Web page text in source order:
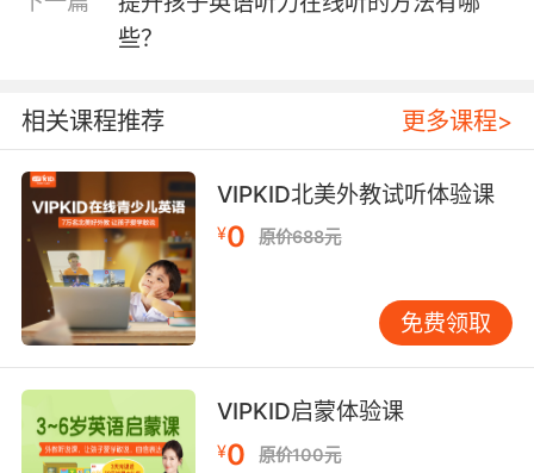
很多家长也可以给孩子选在一对一在线课程教
学，只需要一台电脑或者iPad和网络孩子就可以
和国外的教师一对一学习英语。一对一在线课程
教学不仅能给孩子提供一个良好的说英语的环
境，还能给孩子提供开口说英语的机会。线上的
教师也会通过一些简单的游戏或者简单的问候引
导孩子用英语去回答问题，让孩子觉得说英语是
一件很普通的事情，不需要害羞和烦恼。这个方
法无论哪个英语学习阶段的孩子都可以使用，非
常的方便。
些？
相关课程推荐 更多课程>
VIPKID北美外教试听体验课
¥0 原价688元
免费领取
VIPKID启蒙体验课
¥0 原价100元